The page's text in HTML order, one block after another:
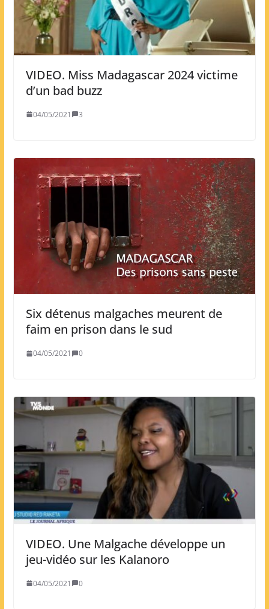
VIDEO. Miss Madagascar 2024 victime
d’un bad buzz
04/05/2021 3
Six détenus malgaches meurent de
faim en prison dans le sud
04/05/2021 0
VIDEO. Une Malgache développe un
jeu-vidéo sur les Kalanoro
04/05/2021 0